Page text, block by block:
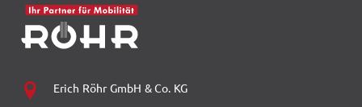
Erich Röhr GmbH & Co. KG